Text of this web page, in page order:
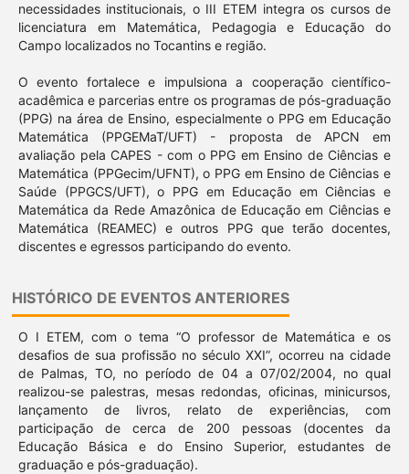
necessidades institucionais, o III ETEM integra os cursos de
licenciatura em Matemática, Pedagogia e Educação do
Campo localizados no Tocantins e região.
O evento fortalece e impulsiona a cooperação científico-
acadêmica e parcerias entre os programas de pós-graduação
(PPG) na área de Ensino, especialmente o PPG em Educação
Matemática (PPGEMaT/UFT) - proposta de APCN em
avaliação pela CAPES - com o PPG em Ensino de Ciências e
Matemática (PPGecim/UFNT), o PPG em Ensino de Ciências e
Saúde (PPGCS/UFT), o PPG em Educação em Ciências e
Matemática da Rede Amazônica de Educação em Ciências e
Matemática (REAMEC) e outros PPG que terão docentes,
discentes e egressos participando do evento.
HISTÓRICO DE EVENTOS ANTERIORES
O I ETEM, com o tema “O professor de Matemática e os
desafios de sua profissão no século XXI”, ocorreu na cidade
de Palmas, TO, no período de 04 a 07/02/2004, no qual
realizou-se palestras, mesas redondas, oficinas, minicursos,
lançamento de livros, relato de experiências, com
participação de cerca de 200 pessoas (docentes da
Educação Básica e do Ensino Superior, estudantes de
graduação e pós-graduação).